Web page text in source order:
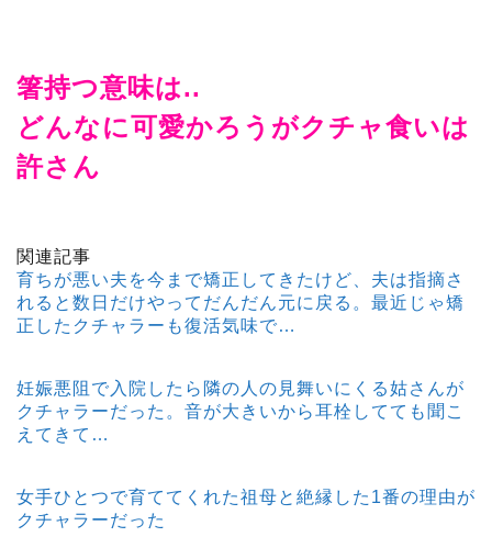
箸持つ意味は..
どんなに可愛かろうがクチャ食いは
許さん
関連記事
育ちが悪い夫を今まで矯正してきたけど、夫は指摘さ
れると数日だけやってだんだん元に戻る。最近じゃ矯
正したクチャラーも復活気味で…
妊娠悪阻で入院したら隣の人の見舞いにくる姑さんが
クチャラーだった。音が大きいから耳栓してても聞こ
えてきて…
女手ひとつで育ててくれた祖母と絶縁した1番の理由が
クチャラーだった